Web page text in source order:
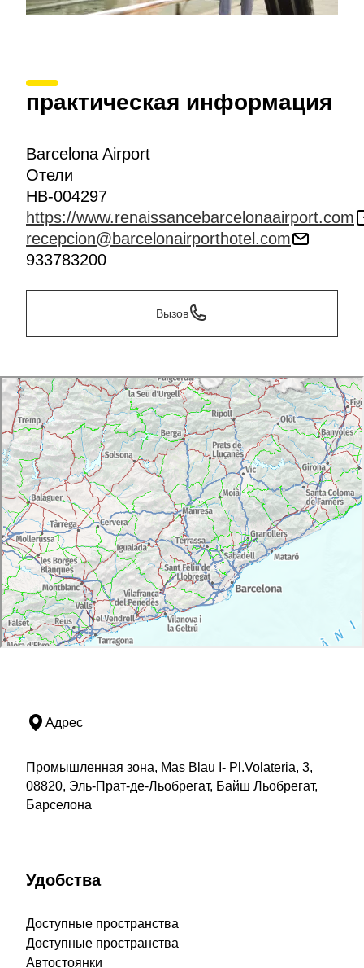
практическая информация
Barcelona Airport
Отели
HB-004297
https://www.renaissancebarcelonaairport.com
recepcion@barcelonairporthotel.com
933783200
Вызов
Адрес
Промышленная зона, Mas Blau I- Pl.Volateria, 3,
08820, Эль-Прат-де-Льобрегат, Байш Льобрегат,
Барселона
Удобства
Доступные пространства
Доступные пространства
Автостоянки